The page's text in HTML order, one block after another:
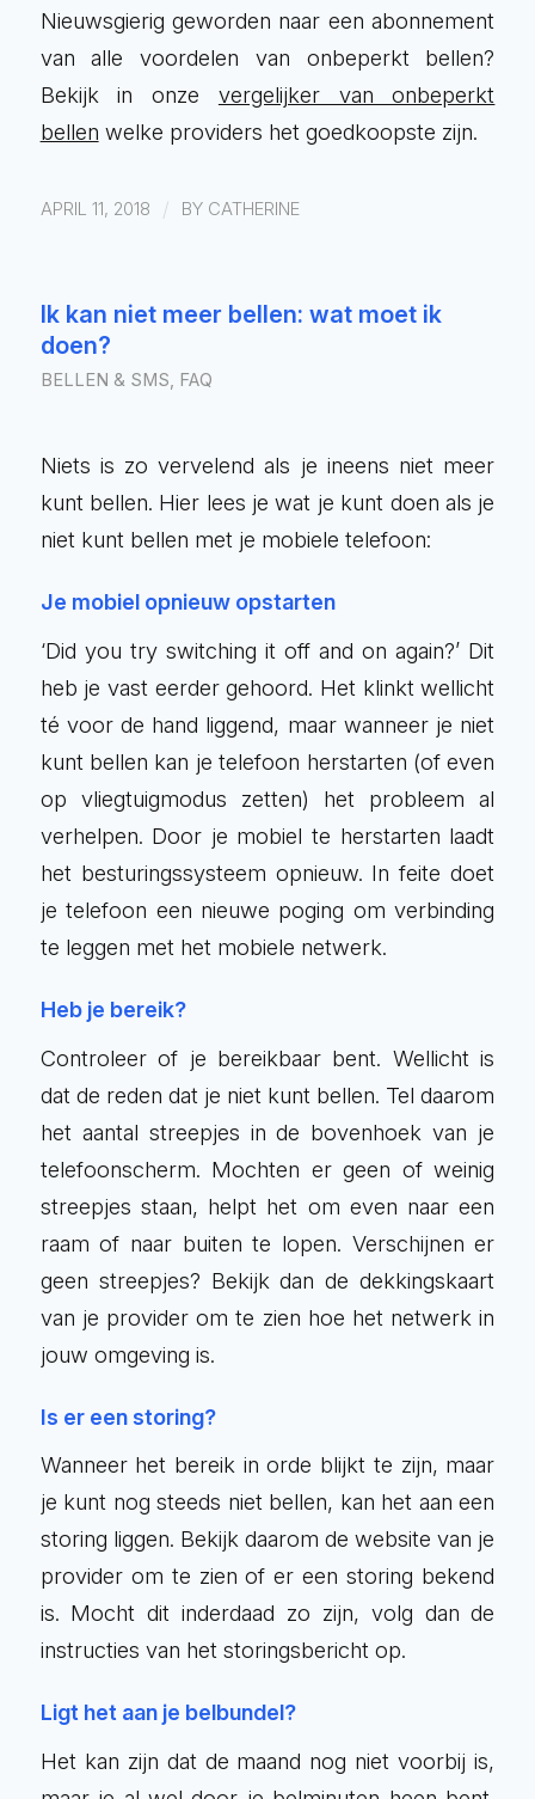
Nieuwsgierig geworden naar een abonnement
van alle voordelen van onbeperkt bellen?
Bekijk in onze vergelijker van onbeperkt
bellen welke providers het goedkoopste zijn.
APRIL 11, 2018 / BY CATHERINE
Ik kan niet meer bellen: wat moet ik
doen?
BELLEN & SMS, FAQ
Niets is zo vervelend als je ineens niet meer
kunt bellen. Hier lees je wat je kunt doen als je
niet kunt bellen met je mobiele telefoon:
Je mobiel opnieuw opstarten
‘Did you try switching it off and on again?’ Dit
heb je vast eerder gehoord. Het klinkt wellicht
té voor de hand liggend, maar wanneer je niet
kunt bellen kan je telefoon herstarten (of even
op vliegtuigmodus zetten) het probleem al
verhelpen. Door je mobiel te herstarten laadt
het besturingssysteem opnieuw. In feite doet
je telefoon een nieuwe poging om verbinding
te leggen met het mobiele netwerk.
Heb je bereik?
Controleer of je bereikbaar bent. Wellicht is
dat de reden dat je niet kunt bellen. Tel daarom
het aantal streepjes in de bovenhoek van je
telefoonscherm. Mochten er geen of weinig
streepjes staan, helpt het om even naar een
raam of naar buiten te lopen. Verschijnen er
geen streepjes? Bekijk dan de dekkingskaart
van je provider om te zien hoe het netwerk in
jouw omgeving is.
Is er een storing?
Wanneer het bereik in orde blijkt te zijn, maar
je kunt nog steeds niet bellen, kan het aan een
storing liggen. Bekijk daarom de website van je
provider om te zien of er een storing bekend
is. Mocht dit inderdaad zo zijn, volg dan de
instructies van het storingsbericht op.
Ligt het aan je belbundel?
Het kan zijn dat de maand nog niet voorbij is,